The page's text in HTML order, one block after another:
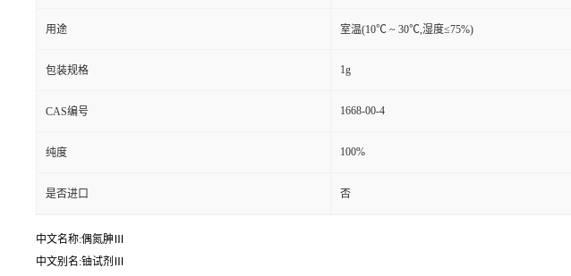
用途 室温(10℃ ~ 30℃,湿度≤75%)
包装规格 1g
CAS编号 1668-00-4
纯度 100%
是否进口 否
中文名称:偶氮胂Ⅲ
中文别名:铀试剂Ⅲ